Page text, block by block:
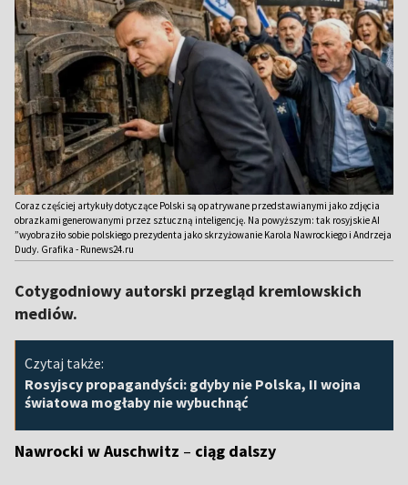
Coraz częściej artykuły dotyczące Polski są opatrywane przedstawianymi jako zdjęcia
obrazkami generowanymi przez sztuczną inteligencję. Na powyższym: tak rosyjskie AI
”wyobraziło sobie polskiego prezydenta jako skrzyżowanie Karola Nawrockiego i Andrzeja
Dudy. Grafika - Runews24.ru
Cotygodniowy autorski przegląd kremlowskich
mediów.
Czytaj także:
Rosyjscy propagandyści: gdyby nie Polska, II wojna
światowa mogłaby nie wybuchnąć
Nawrocki w Auschwitz – ciąg dalszy